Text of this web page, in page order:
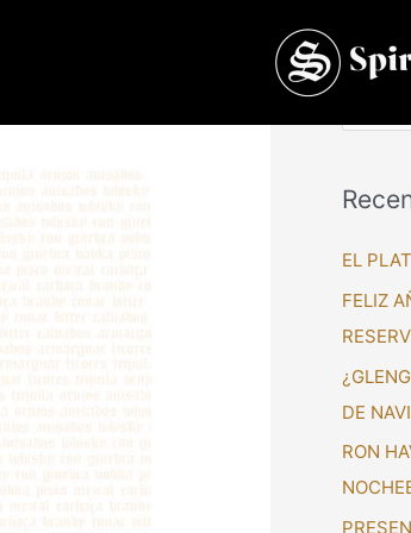
r
c
r
:
EL
FELIZ
DE
RON